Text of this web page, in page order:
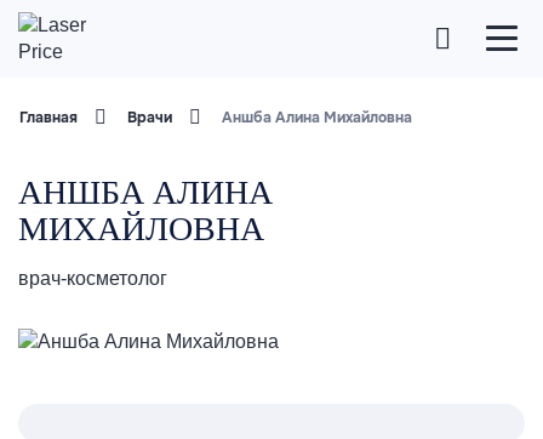
Главная Врачи Аншба Алина Михайловна
АНШБА АЛИНА
МИХАЙЛОВНА
врач-косметолог